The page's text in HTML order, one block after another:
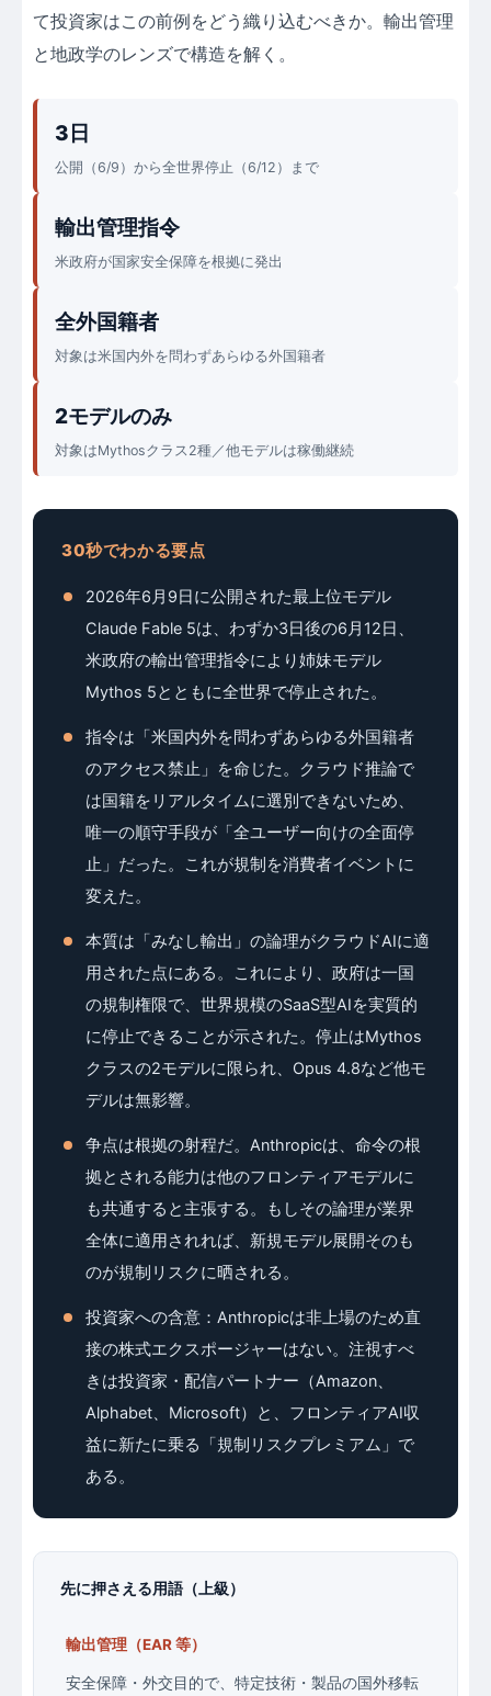
て投資家はこの前例をどう織り込むべきか。輸出管理
と地政学のレンズで構造を解く。
3日
公開（6/9）から全世界停止（6/12）まで
輸出管理指令
米政府が国家安全保障を根拠に発出
全外国籍者
対象は米国内外を問わずあらゆる外国籍者
2モデルのみ
対象はMythosクラス2種／他モデルは稼働継続
30秒でわかる要点
2026年6月9日に公開された最上位モデル
Claude Fable 5は、わずか3日後の6月12日、
米政府の輸出管理指令により姉妹モデル
Mythos 5とともに全世界で停止された。
指令は「米国内外を問わずあらゆる外国籍者
のアクセス禁止」を命じた。クラウド推論で
は国籍をリアルタイムに選別できないため、
唯一の順守手段が「全ユーザー向けの全面停
止」だった。これが規制を消費者イベントに
変えた。
本質は「みなし輸出」の論理がクラウドAIに適
用された点にある。これにより、政府は一国
の規制権限で、世界規模のSaaS型AIを実質的
に停止できることが示された。停止はMythos
クラスの2モデルに限られ、Opus 4.8など他モ
デルは無影響。
争点は根拠の射程だ。Anthropicは、命令の根
拠とされる能力は他のフロンティアモデルに
も共通すると主張する。もしその論理が業界
全体に適用されれば、新規モデル展開そのも
のが規制リスクに晒される。
投資家への含意：Anthropicは非上場のため直
接の株式エクスポージャーはない。注視すべ
きは投資家・配信パートナー（Amazon、
Alphabet、Microsoft）と、フロンティアAI収
益に新たに乗る「規制リスクプレミアム」で
ある。
先に押さえる用語（上級）
輸出管理（EAR 等）
安全保障・外交目的で、特定技術・製品の国外移転